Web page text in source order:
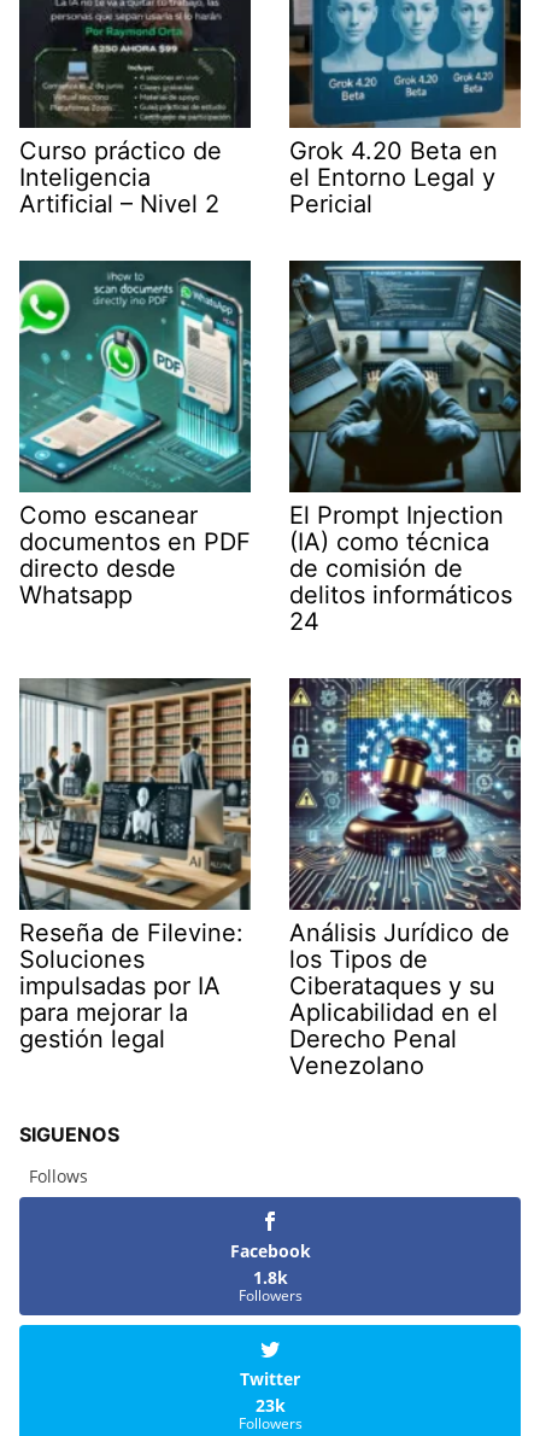
Curso práctico de
Inteligencia
Artificial – Nivel 2
Grok 4.20 Beta en
el Entorno Legal y
Pericial
Como escanear
documentos en PDF
directo desde
Whatsapp
El Prompt Injection
(IA) como técnica
de comisión de
delitos informáticos
24
Reseña de Filevine:
Soluciones
impulsadas por IA
para mejorar la
gestión legal
Análisis Jurídico de
los Tipos de
Ciberataques y su
Aplicabilidad en el
Derecho Penal
Venezolano
SIGUENOS
Follows
Facebook
1.8k
Followers
Twitter
23k
Followers